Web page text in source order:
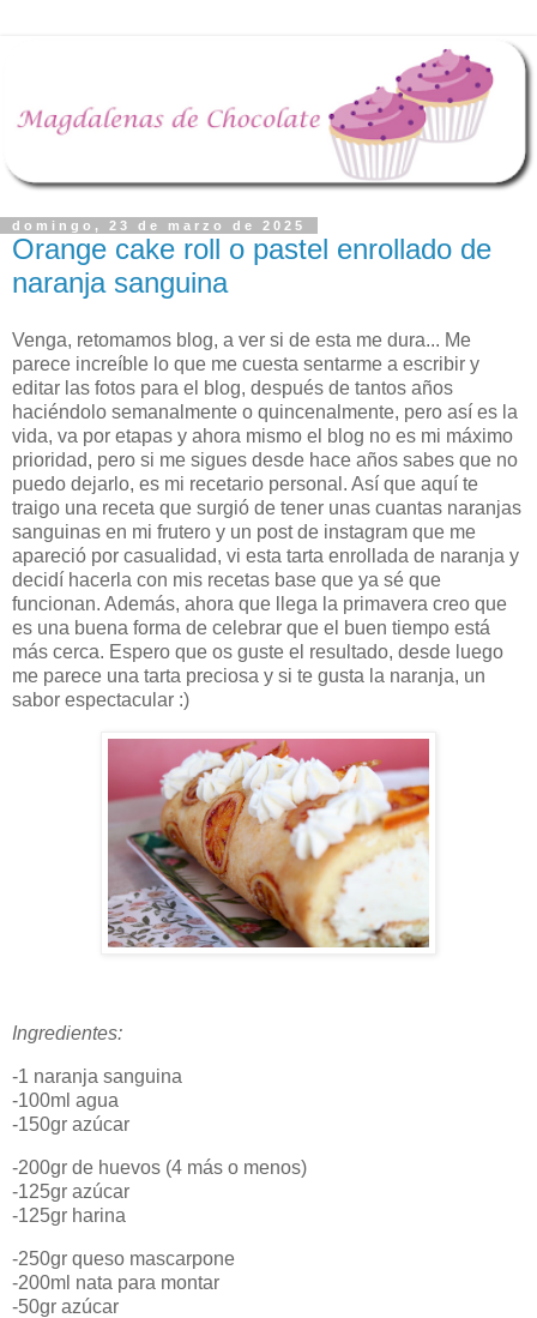
domingo, 23 de marzo de 2025
Orange cake roll o pastel enrollado de
naranja sanguina
Venga, retomamos blog, a ver si de esta me dura... Me
parece increíble lo que me cuesta sentarme a escribir y
editar las fotos para el blog, después de tantos años
haciéndolo semanalmente o quincenalmente, pero así es la
vida, va por etapas y ahora mismo el blog no es mi máximo
prioridad, pero si me sigues desde hace años sabes que no
puedo dejarlo, es mi recetario personal. Así que aquí te
traigo una receta que surgió de tener unas cuantas naranjas
sanguinas en mi frutero y un post de instagram que me
apareció por casualidad, vi esta tarta enrollada de naranja y
decidí hacerla con mis recetas base que ya sé que
funcionan. Además, ahora que llega la primavera creo que
es una buena forma de celebrar que el buen tiempo está
más cerca. Espero que os guste el resultado, desde luego
me parece una tarta preciosa y si te gusta la naranja, un
sabor espectacular :)
Ingredientes:
-1 naranja sanguina
-100ml agua
-150gr azúcar
-200gr de huevos (4 más o menos)
-125gr azúcar
-125gr harina
-250gr queso mascarpone
-200ml nata para montar
-50gr azúcar